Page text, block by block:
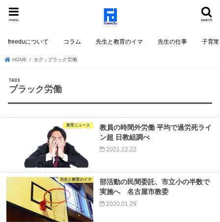
search
menu
freeduについて コラム 先生と教育のイマ 先生の仕事 子育て
HOME タグ : ブラック労働
ブラック労働
教育ニュース
教員の時間外労働 平均で過労死ライ
ン超 日教組調べ
2021.12.22
先生と教育のイマ
部活動の民間委託、市立小の半数で
実施へ 名古屋市教委
2020.01.29